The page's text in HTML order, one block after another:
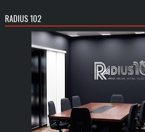
RADIUS 102